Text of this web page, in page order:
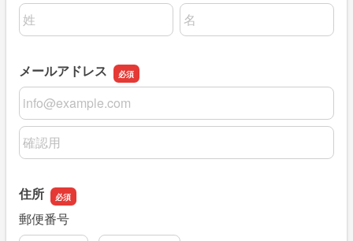
名前の姓
名前の名
メールアドレス
メールアドレス
メールアドレスの確認用
住所
郵便番号